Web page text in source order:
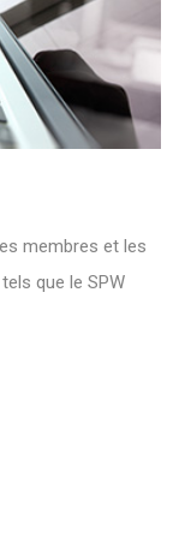
membres et les
que le SPW